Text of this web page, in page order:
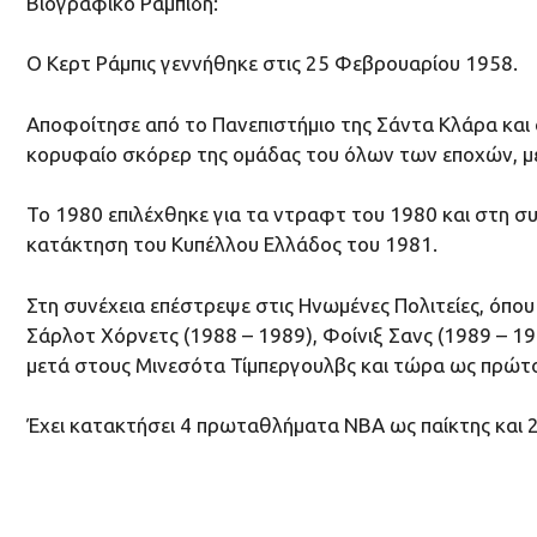
Ο Κερτ Ράμπις γεννήθηκε στις 25 Φεβρουαρίου 1958.
Αποφοίτησε από το Πανεπιστήμιο της Σάντα Κλάρα
κορυφαίο σκόρερ της ομάδας του όλων των εποχών,
Το 1980 επιλέχθηκε για τα ντραφτ του 1980 και στη
κατάκτηση του Κυπέλλου Ελλάδος του 1981.
Στη συνέχεια επέστρεψε στις Ηνωμένες Πολιτείες,
Σάρλοτ Χόρνετς (1988 – 1989), Φοίνιξ Σανς (1989 –
μετά στους Μινεσότα Τίμπεργουλβς και τώρα ως
Έχει κατακτήσει 4 πρωταθλήματα NBA ως παίκτης